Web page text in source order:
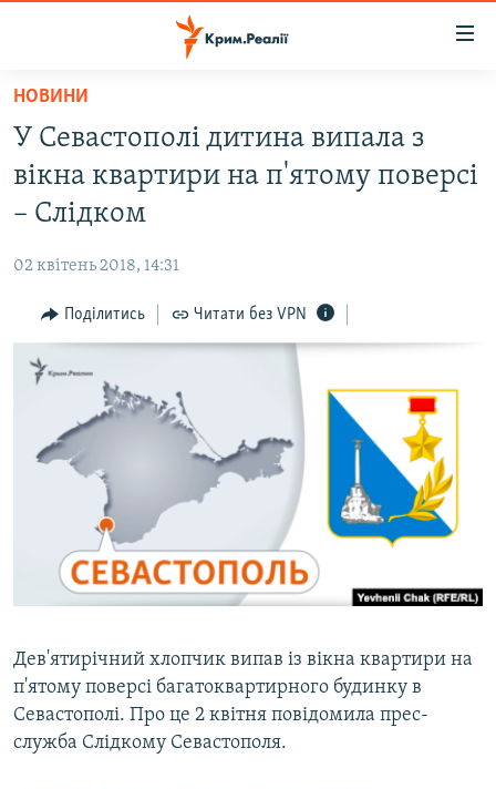
Перейти
основного
матеріалу
Перейти
основної
Перейти
до
пошуку
ВІДЕО ТА ФОТО
БЛОГИ
ПОГЛЯД
ІНТЕРВ'Ю
ВСЕ ЗА ДЕНЬ
СПЕЦПРОЕКТИ
ДЕПОРТАЦІЯ
ВІДЕОУРОКИ «ELIFBE»
СВІДЧЕННЯ ОКУПАЦІЇ
УКРАЇНСЬКА ПРОБЛЕМА КРИМУ
ЯК ОБІЙТИ БЛОКУВАННЯ
Qırımtatar
Усі сайти RFE/RL
НОВИНИ
У Севастополі дитина випала з
вікна квартири на п'ятому поверсі
– Слідком
02 квітень 2018, 14:31
Поділитись Читати без VPN
Дев'ятирічний хлопчик випав із вікна квартири на
п'ятому поверсі багатоквартирного будинку в
Севастополі. Про це 2 квітня повідомила прес-
служба Слідкому Севастополя.